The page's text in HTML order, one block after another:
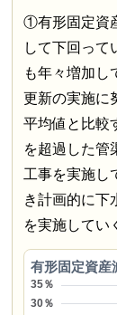
①有形固定資
して下回って
も年々増加し
更新の実施に
平均値と比較
を超過した管
工事を実施し
き計画的に下
を実施してい
有形固定資産